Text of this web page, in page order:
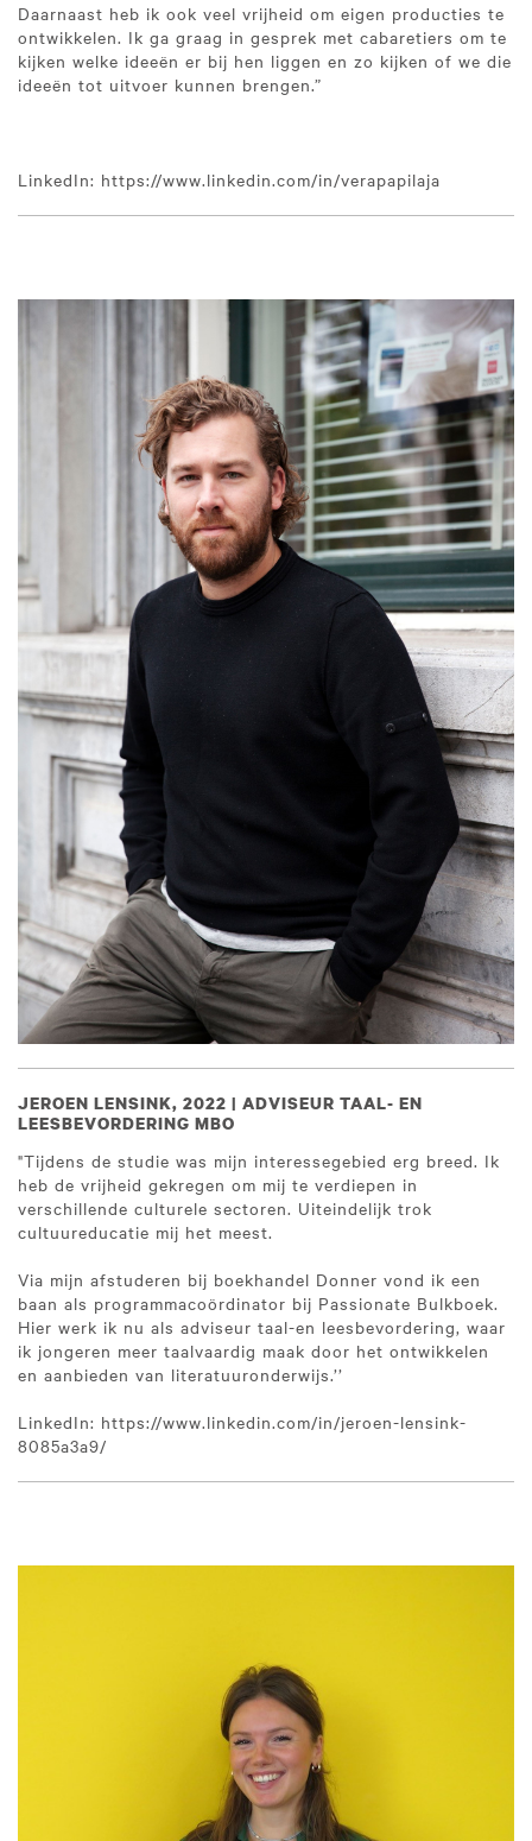
Daarnaast heb ik ook veel vrijheid om eigen producties te
ontwikkelen. Ik ga graag in gesprek met cabaretiers om te
kijken welke ideeën er bij hen liggen en zo kijken of we die
ideeën tot uitvoer kunnen brengen.”
LinkedIn: https://www.linkedin.com/in/verapapilaja
JEROEN LENSINK, 2022 | ADVISEUR TAAL- EN
LEESBEVORDERING MBO
"Tijdens de studie was mijn interessegebied erg breed. Ik
heb de vrijheid gekregen om mij te verdiepen in
verschillende culturele sectoren. Uiteindelijk trok
cultuureducatie mij het meest.
Via mijn afstuderen bij boekhandel Donner vond ik een
baan als programmacoördinator bij Passionate Bulkboek.
Hier werk ik nu als adviseur taal-en leesbevordering, waar
ik jongeren meer taalvaardig maak door het ontwikkelen
en aanbieden van literatuuronderwijs.’’
LinkedIn: https://www.linkedin.com/in/jeroen-lensink-
8085a3a9/